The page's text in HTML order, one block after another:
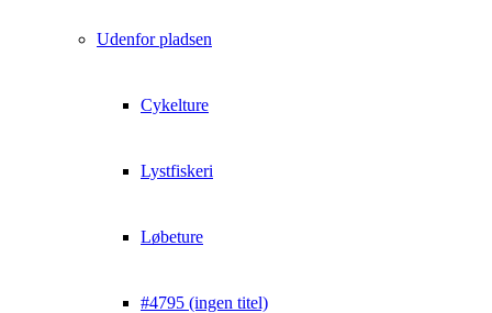
Udenfor pladsen
Cykelture
Lystfiskeri
Løbeture
#4795 (ingen titel)